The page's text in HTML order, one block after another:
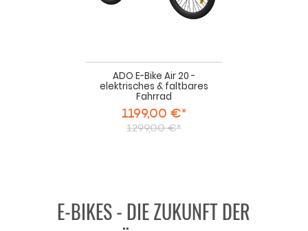
ADO E-Bike Air 20 -
elektrisches & faltbares
Fahrrad
1199,00 €*
1299,00 €*
E-BIKES - DIE ZUKUNFT DER